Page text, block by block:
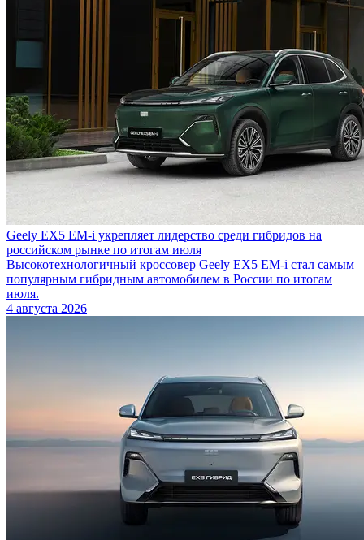
Geely EX5 EM-i укрепляет лидерство среди гибридов на
российском рынке по итогам июля
Высокотехнологичный кроссовер Geely EX5 EM-i стал самым
популярным гибридным автомобилем в России по итогам
июля.
4 августа 2026